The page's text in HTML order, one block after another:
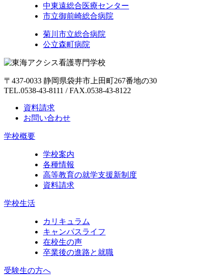
中東遠総合医療センター
市立御前崎総合病院
菊川市立総合病院
公立森町病院
〒437-0033 静岡県袋井市上田町267番地の30
TEL.0538-43-8111 / FAX.0538-43-8122
資料請求
お問い合わせ
学校概要
学校案内
各種情報
高等教育の就学支援新制度
資料請求
学校生活
カリキュラム
キャンパスライフ
在校生の声
卒業後の進路と就職
受験生の方へ